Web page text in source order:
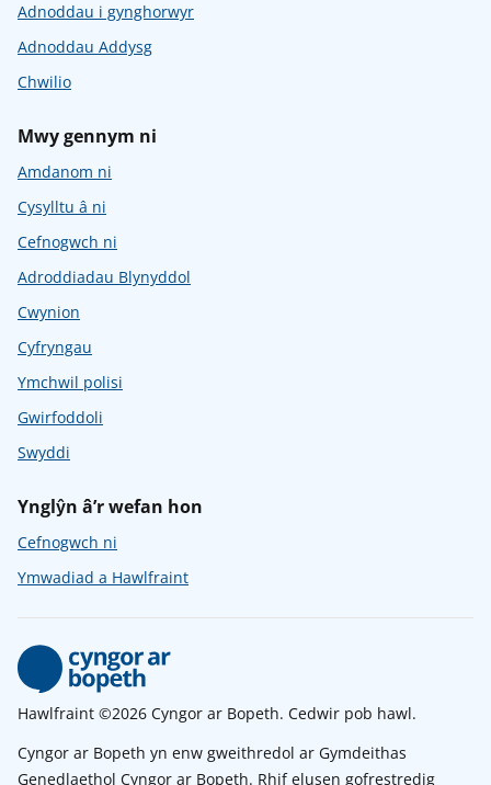
Adnoddau i gynghorwyr
Adnoddau Addysg
Chwilio
Mwy gennym ni
Amdanom ni
Cysylltu â ni
Cefnogwch ni
Adroddiadau Blynyddol
Cwynion
Cyfryngau
Ymchwil polisi
Gwirfoddoli
Swyddi
Ynglŷn â’r wefan hon
Cefnogwch ni
Ymwadiad a Hawlfraint
Hawlfraint ©2026 Cyngor ar Bopeth. Cedwir pob hawl.
Cyngor ar Bopeth yn enw gweithredol ar Gymdeithas
Genedlaethol Cyngor ar Bopeth. Rhif elusen gofrestredig